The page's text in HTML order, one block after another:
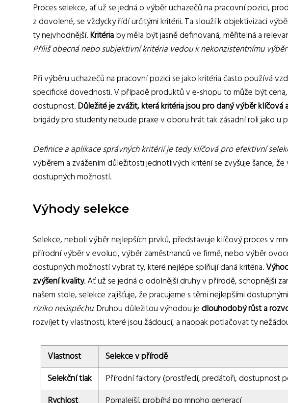
Proces selekce, ať už se jedná o výběr uchazečů na pracovní pozici,
z dovolené, se vždycky řídí určitými kritérii. Ta slouží k objektivizaci
ty nejvhodnější.Kritériaby měla být jasně definovaná, měřitelná a
Příliš obecná nebo subjektivní kritéria vedou k nekonzistentnímu
Při výběru uchazečů na pracovní pozici se jako kritéria často používá
specifické dovednosti. V případě produktů v e-shopu to může být
dostupnost.Důležité je zvážit, která kritéria jsou pro daný výběr klíčová
brigády pro studenty nebude praxe v oboru hrát tak zásadní roli jako u
Definice a aplikace správných kritérií je tedy klíčová pro efektivní
výběrem a zvážením důležitosti jednotlivých kritérií se zvyšuje šance,
dostupných možností.
Výhody selekce
Selekce, neboli výběr nejlepších prvků, představuje klíčový proces v
přírodní výběr v evoluci, výběr zaměstnanců ve firmě, nebo výběr
dostupných možností vybrat ty, které nejlépe splňují daná kritéria.
zvýšení kvality. Ať už se jedná o odolnější druhy v přírodě, schopnější
našem stole, selekce zajišťuje, že pracujeme s těmi nejlepšími
riziko neúspěchu.Druhou důležitou výhodou jedlouhodobý růst a
rozvíjet ty vlastnosti, které jsou žádoucí, a naopak potlačovat ty
Vlastnost Selekce v přírodě
Selekční tlak
Přírodní faktory (prostředí, predátoři, dostupnost